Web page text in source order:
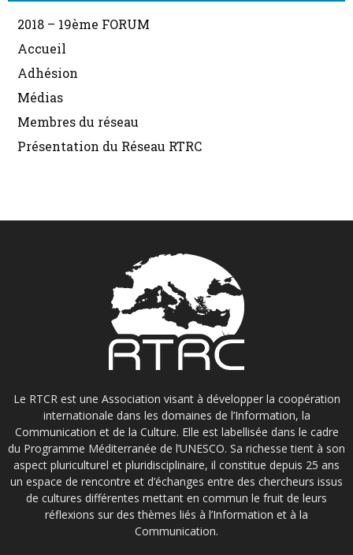
2018 – 19ème FORUM
Accueil
Adhésion
Médias
Membres du réseau
Présentation du Réseau RTRC
Le RTCR est une Association visant à développer la coopération
internationale dans les domaines de l’Information, la
Communication et de la Culture. Elle est labellisée dans le cadre
du Programme Méditerranée de l’UNESCO. Sa richesse tient à son
aspect pluriculturel et pluridisciplinaire, il constitue depuis 25 ans
un espace de rencontre et d’échanges entre des chercheurs issus
de cultures différentes mettant en commun le fruit de leurs
réflexions sur des thèmes liés à l’Information et à la
Communication.